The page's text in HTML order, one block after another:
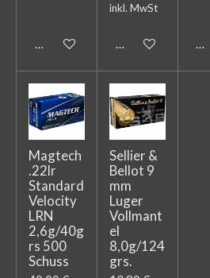
In den Warenkorb
inkl. MwSt
Bei Verfügbarkeit
In
Magtech
.22lr
Standard
Velocity
LRN
2,6g/40g
rs 500
Schuss
Sellier &
Bellot 9
mm
Luger
Vollmant
el
8,0g/124
grs.